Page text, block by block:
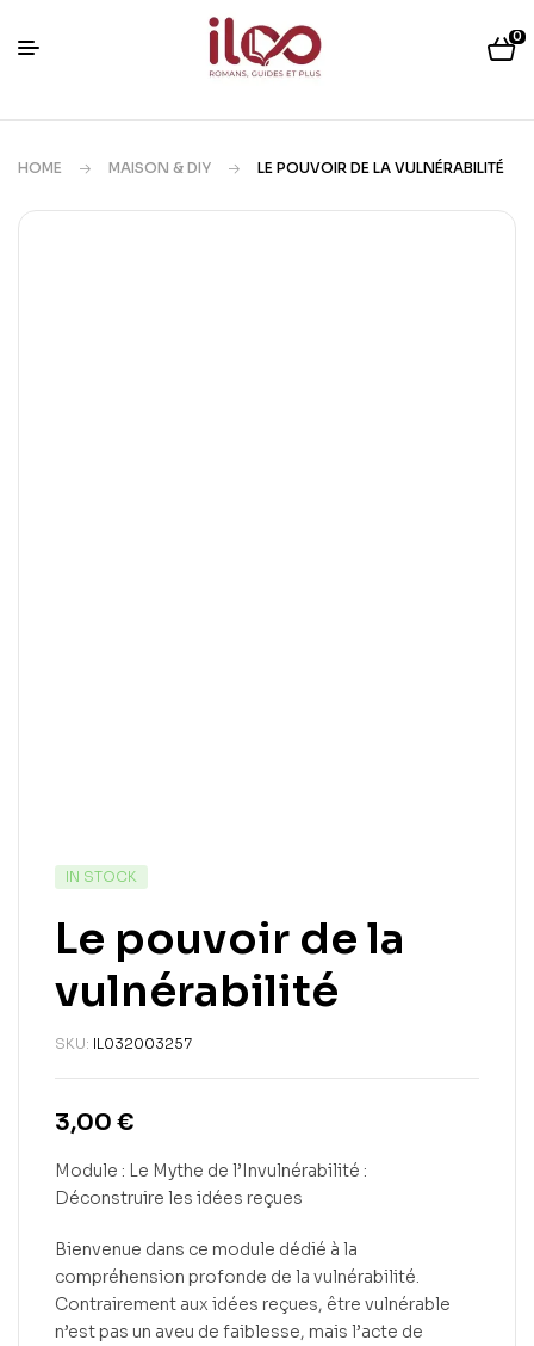
0
HOME MAISON & DIY LE POUVOIR DE LA VULNÉRABILITÉ
IN STOCK
Le pouvoir de la
vulnérabilité
SKU: IL032003257
3,00 €
Module : Le Mythe de l’Invulnérabilité :
Déconstruire les idées reçues
Bienvenue dans ce module dédié à la
compréhension profonde de la vulnérabilité.
Contrairement aux idées reçues, être vulnérable
n’est pas un aveu de faiblesse, mais l’acte de